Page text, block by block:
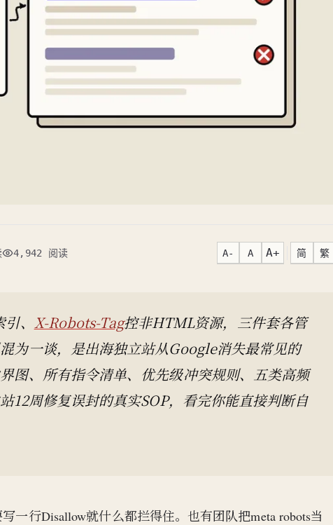
4,942 阅读 A- A A+ 简 繁
、 X-Robots-Tag控非HTML资源，三件套各管
为一谈，是出海独立站从Google消失最常见的
图、所有指令清单、优先级冲突规则、五类高频
12周修复误封的真实SOP，看完你能直接判断自
一行Disallow就什么都拦得住。也有团队把meta robots当